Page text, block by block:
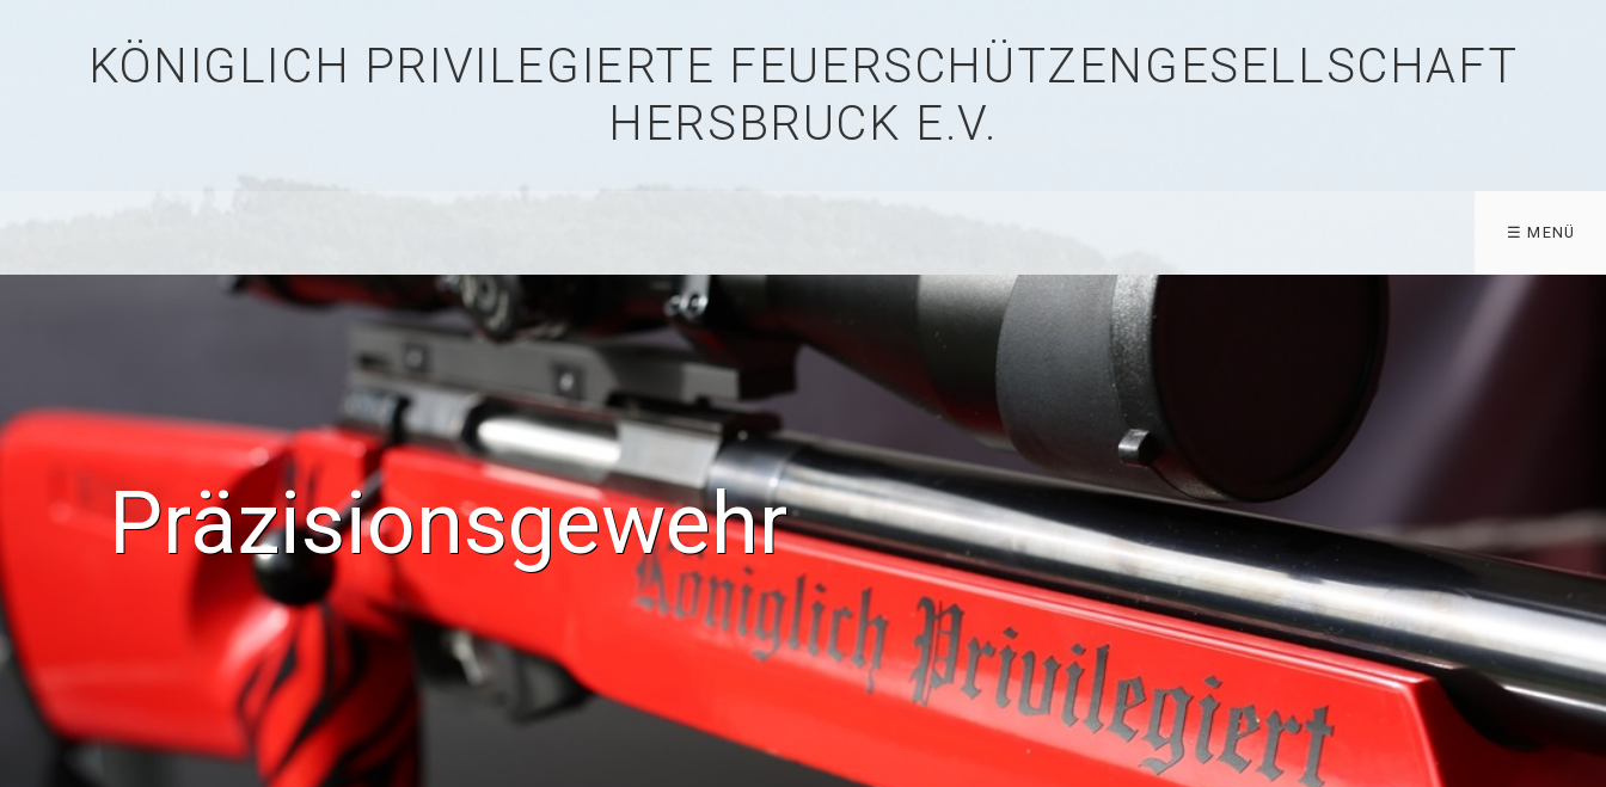
KÖNIGLICH PRIVILEGIERTE FEUERSCHÜTZENGESELLSCHAFT
HERSBRUCK E.V.
☰ MENÜ
Präzisionsgewehr